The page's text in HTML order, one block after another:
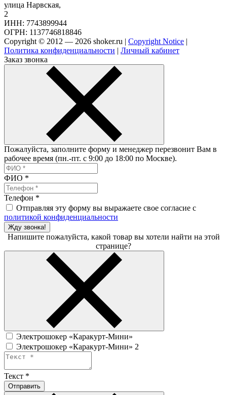
улица Нарвская,
2
ИНН: 7743899944
ОГРН: 1137746818846
Copyright © 2012 — 2026 shoker.ru | Copyright Notice |
Политика конфиденциальности | Личный кабинет
Заказ звонка
Пожалуйста, заполните форму и менеджер перезвонит Вам в
рабочее время (пн.-пт. с 9:00 до 18:00 по Москве).
ФИО *
Телефон *
Отправляя эту форму вы выражаете свое согласие с
политикой конфиденциальности
Жду звонка!
Напишите пожалуйста, какой товар вы хотели найти на этой
странице?
Электрошокер «Каракурт-Мини»
Электрошокер «Каракурт-Мини» 2
Текст *
Отправить